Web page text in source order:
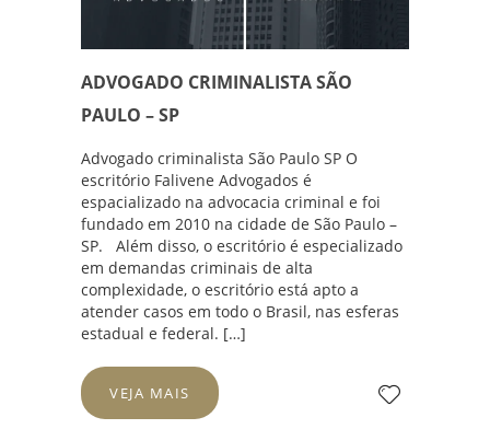
ADVOGADO CRIMINALISTA SÃO
PAULO – SP
Advogado criminalista São Paulo SP O
escritório Falivene Advogados é
espacializado na advocacia criminal e foi
fundado em 2010 na cidade de São Paulo –
SP. Além disso, o escritório é especializado
em demandas criminais de alta
complexidade, o escritório está apto a
atender casos em todo o Brasil, nas esferas
estadual e federal. […]
VEJA MAIS